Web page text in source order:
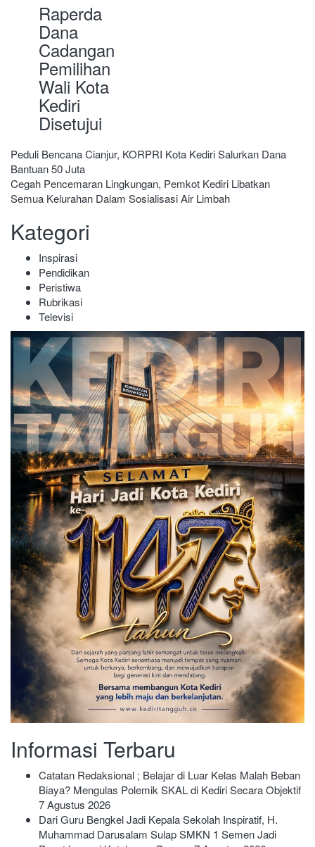
Raperda
Dana
Cadangan
Pemilihan
Wali Kota
Kediri
Disetujui
Navigasi
pos
Peduli Bencana Cianjur, KORPRI Kota Kediri Salurkan Dana
Bantuan 50 Juta
Cegah Pencemaran Lingkungan, Pemkot Kediri Libatkan
Semua Kelurahan Dalam Sosialisasi Air Limbah
Kategori
Inspirasi
Pendidikan
Peristiwa
Rubrikasi
Televisi
Informasi Terbaru
Catatan Redaksional ; Belajar di Luar Kelas Malah Beban
Biaya? Mengulas Polemik SKAL di Kediri Secara Objektif
7 Agustus 2026
Dari Guru Bengkel Jadi Kepala Sekolah Inspiratif, H.
Muhammad Darusalam Sulap SMKN 1 Semen Jadi